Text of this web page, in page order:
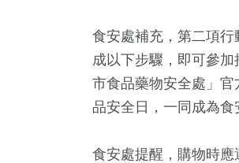
食安處補充，第二項
成以下步驟，即可參
市食品藥物安全處」
品安全日，一同成為食
食安處提醒，購物時